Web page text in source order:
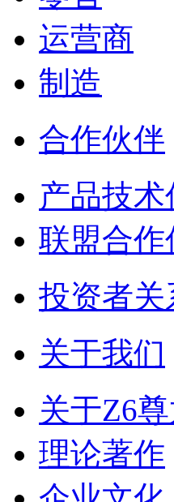
运营商
制造
合作伙伴
产品技术
联盟合作
投资者关
关于我们
关于Z6
理论著作